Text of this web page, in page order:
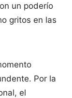
un poderío
gritos en las
Por la
el